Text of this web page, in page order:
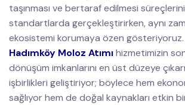
taşınması ve bertaraf edilmesi
standartlarda gerçekleştirirken, aynı
ekosistemi korumaya özen gösteriyoruz.
Hadımköy Moloz Atımıhizmetimizin
dönüşüm imkanlarını en üst düzeye
işbirlikleri geliştiriyor; böylece hem
sağlıyor hem de doğal kaynakları etkin